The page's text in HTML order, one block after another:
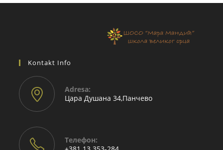
Kontakt Info
Adresа:
Цара Душана 34,Панчево
Телефон: